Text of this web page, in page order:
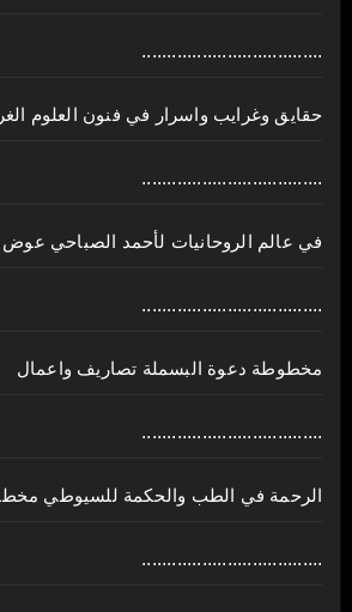
....................................
حقايق وغرايب واسرار في فنون العلوم
....................................
في عالم الروحانيات لأحمد الصباحي عوض
....................................
مخطوطة دعوة البسملة تصاريف واعمال
....................................
الرحمة في الطب والحكمة للسيوطي
....................................